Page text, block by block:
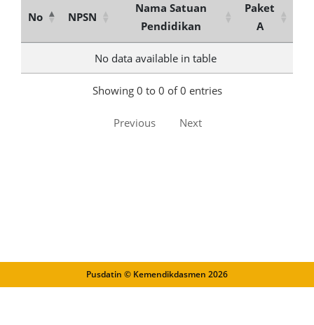
No NPSN
Nama Satuan
Pendidikan
Paket
A
No data available in table
Showing 0 to 0 of 0 entries
Previous Next
Pusdatin © Kemendikdasmen 2026